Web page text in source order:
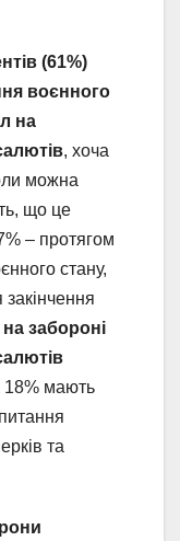
(61%)
воєнного
на
, хоча
можна
що це
– протягом
стану,
забороні
18% мають
та